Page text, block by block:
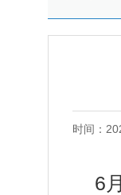
时间：
6